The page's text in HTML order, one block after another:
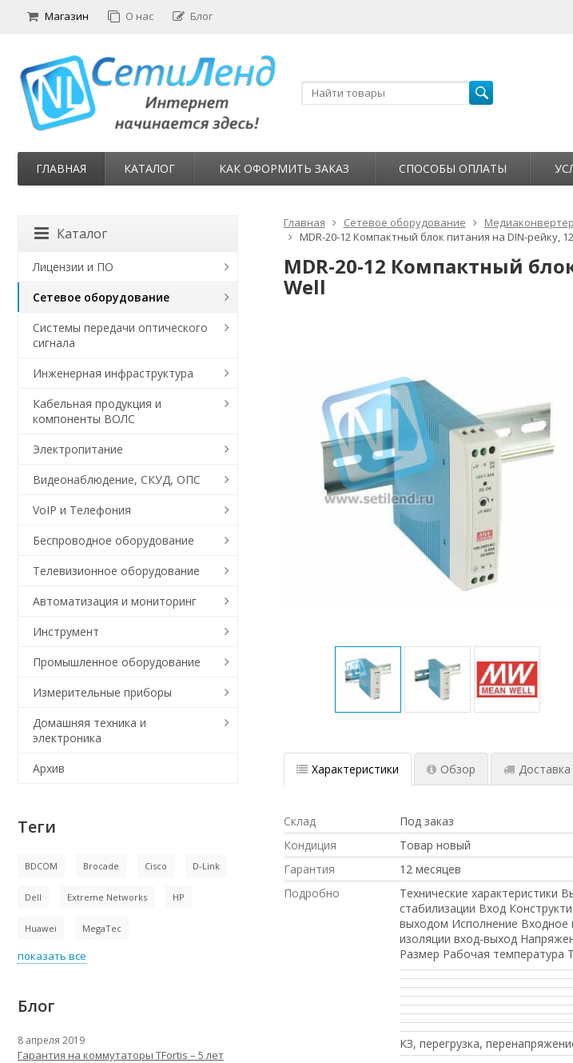
Магазин О нас Блог
ГЛАВНАЯ КАТАЛОГ КАК ОФОРМИТЬ ЗАКАЗ СПОСОБЫ ОПЛАТЫ
Главная Сетевое оборудование
MDR-20-12 Компактный блок питания на DIN-рейку,
MDR-20-12 Компактный
Well
Характеристики Обзор Доставка
Склад
Под заказ
Кондиция
Товар новый
Гарантия
12 месяцев
Подробно
Технические
стабилизации Вход
выходом Исполнение
изоляции вход-выход
Размер Рабочая температура
КЗ, перегрузка,
Каталог
Лицензии и ПО
Сетевое оборудование
Системы передачи оптического
сигнала
Инженерная инфраструктура
Кабельная продукция и
компоненты ВОЛС
Электропитание
Видеонаблюдение, СКУД, ОПС
VoIP и Телефония
Беспроводное оборудование
Телевизионное оборудование
Автоматизация и мониторинг
Инструмент
Промышленное оборудование
Измерительные приборы
Домашняя техника и
электроника
Архив
Теги
BDCOM Brocade Cisco D-Link
Dell Extreme Networks HP
Huawei MegaTec
показать все
Блог
8 апреля 2019
Гарантия на коммутаторы TFortis – 5 лет